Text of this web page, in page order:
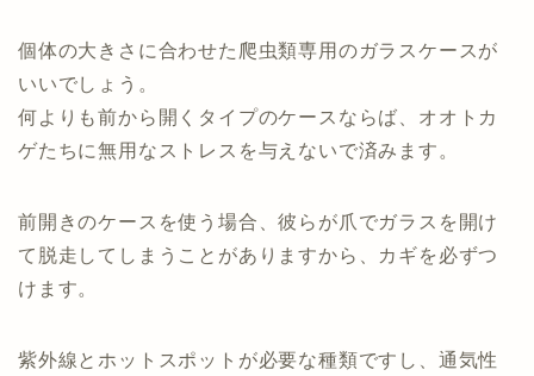
個体の大きさに合わせた爬虫類専用のガラスケースが
いいでしょう。
何よりも前から開くタイプのケースならば、オオトカ
ゲたちに無用なストレスを与えないで済みます。
前開きのケースを使う場合、彼らが爪でガラスを開け
て脱走してしまうことがありますから、カギを必ずつ
けます。
紫外線とホットスポットが必要な種類ですし、通気性